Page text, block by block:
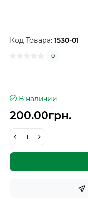
Код Товара: 1530-01
0
В наличии
200.00грн.